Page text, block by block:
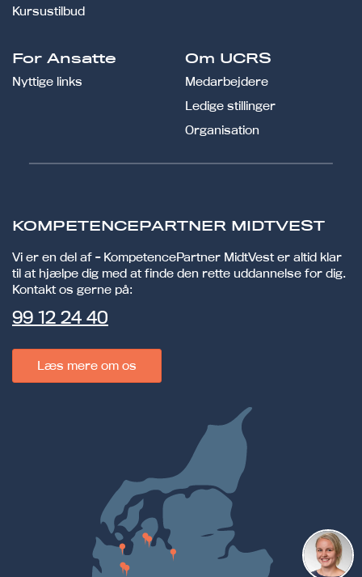
Kursustilbud
For Ansatte
Nyttige links
Om UCRS
Medarbejdere
Ledige stillinger
Organisation
KOMPETENCEPARTNER MIDTVEST
Vi er en del af - KompetencePartner MidtVest er altid klar
til at hjælpe dig med at finde den rette uddannelse for dig.
Kontakt os gerne på:
99 12 24 40
Læs mere om os